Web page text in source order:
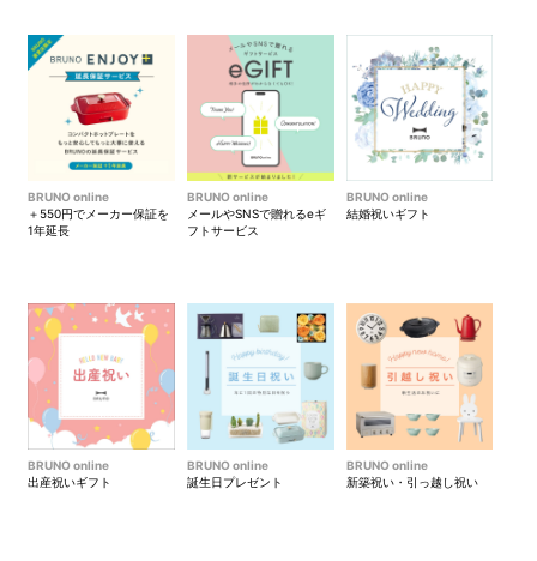
BRUNO online
＋550円でメーカー保証を
1年延長
BRUNO online
メールやSNSで贈れるeギ
フトサービス
BRUNO online
結婚祝いギフト
BRUNO online
出産祝いギフト
BRUNO online
誕生日プレゼント
BRUNO online
新築祝い・引っ越し祝い